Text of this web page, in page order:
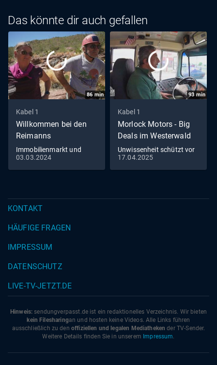
Das könnte dir auch gefallen
86 min
Kabel 1
Willkommen bei den
Reimanns
Immobilienmarkt und
Romantik pur - Die
Reimanns erneuern ihr
03.03.2024
93 min
Kabel 1
Morlock Motors - Big
Deals im Westerwald
Unwissenheit schützt vor
Strafe nicht - Michaels
Begegnung mit der US-
17.04.2025
KONTAKT
HÄUFIGE FRAGEN
IMPRESSUM
DATENSCHUTZ
LIVE-TV-JETZT.DE
Hinweis: sendungverpasst.de ist ein redaktionelles Verzeichnis. Wir bieten
kein Filesharingan und hosten keine Videos. Alle Links führen
ausschließlich zu den offiziellen und legalen Mediatheken der TV-Sender.
Weitere Details finden Sie in unserem Impressum.